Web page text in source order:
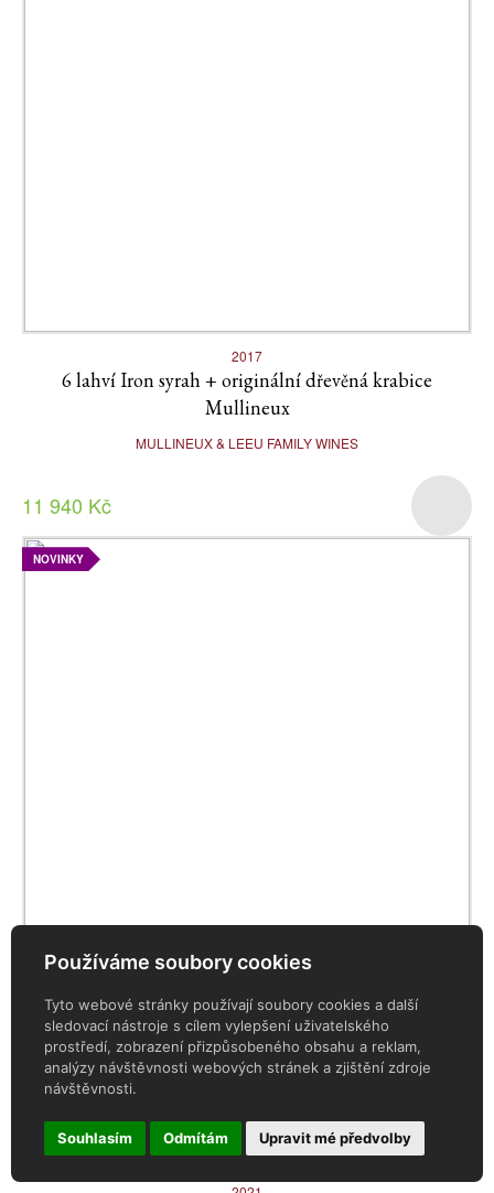
Používáme soubory cookies
Tyto webové stránky používají soubory cookies a další
sledovací nástroje s cílem vylepšení uživatelského
prostředí, zobrazení přizpůsobeného obsahu a reklam,
analýzy návštěvnosti webových stránek a zjištění zdroje
návštěvnosti.
Souhlasím Odmítám Upravit mé předvolby
2017
6 lahví Iron syrah + originální dřevěná krabice
Mullineux
MULLINEUX & LEEU FAMILY WINES
11 940 Kč
NOVINKY